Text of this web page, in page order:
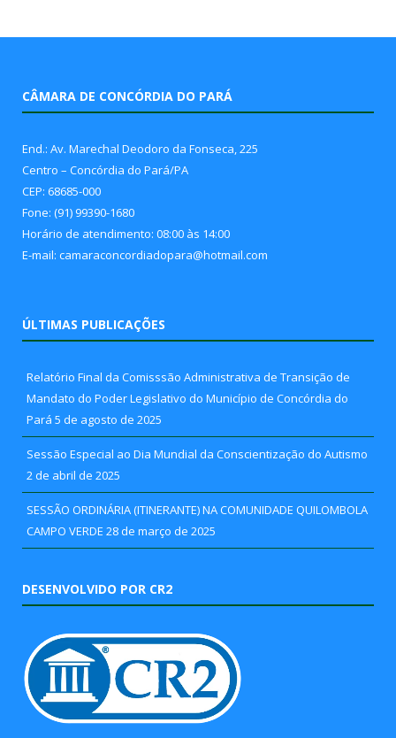
CÂMARA DE CONCÓRDIA DO PARÁ
End.: Av. Marechal Deodoro da Fonseca, 225
Centro – Concórdia do Pará/PA
CEP: 68685-000
Fone: (91) 99390-1680
Horário de atendimento: 08:00 às 14:00
E-mail: camaraconcordiadopara@hotmail.com
ÚLTIMAS PUBLICAÇÕES
Relatório Final da Comisssão Administrativa de Transição de
Mandato do Poder Legislativo do Município de Concórdia do
Pará 5 de agosto de 2025
Sessão Especial ao Dia Mundial da Conscientização do Autismo
2 de abril de 2025
SESSÃO ORDINÁRIA (ITINERANTE) NA COMUNIDADE QUILOMBOLA
CAMPO VERDE 28 de março de 2025
DESENVOLVIDO POR CR2